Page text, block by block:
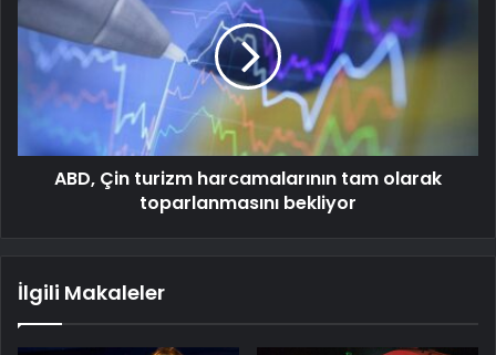
ABD, Çin turizm harcamalarının tam olarak
toparlanmasını bekliyor
İlgili Makaleler